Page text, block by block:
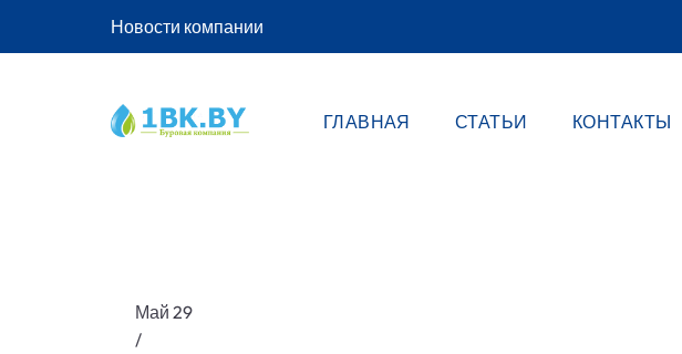
Новости компании
ГЛАВНАЯ СТАТЬИ КОНТАКТЫ
Май 29
/